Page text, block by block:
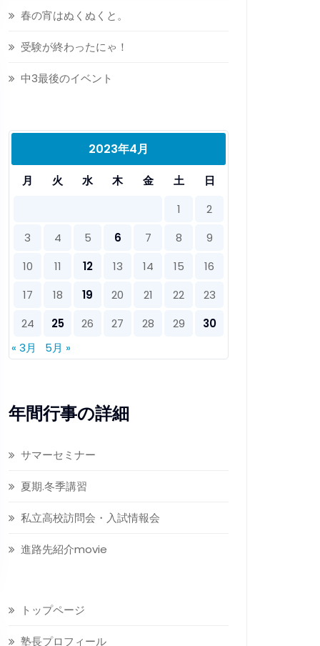
春の宵はぬくぬくと。
受験が終わったにゃ！
中3最後のイベント
2023年4月
月 火 水 木 金 土
日
1
2
3
4 5 6 7 8
9
10
11 12 13 14 15
16
17
18 19 20 21 22
23
24
25 26 27 28 29
30
« 3月
5月 »
年間行事の詳細
サマーセミナー
夏期.冬季講習
私立高校訪問会・入試情報会
進路先紹介movie
トップページ
塾長プロフィール